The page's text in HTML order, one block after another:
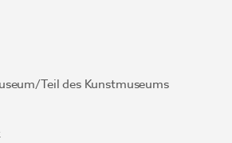
Teil des Kunstmuseums